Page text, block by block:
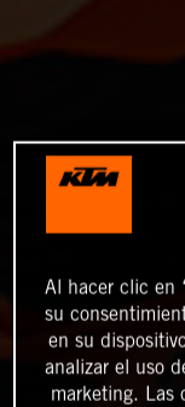
Al hacer clic en
su
en su
analizar el uso
marketing. Las